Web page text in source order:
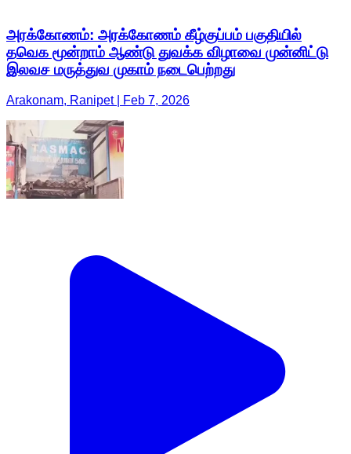
அரக்கோணம்: அரக்கோணம் கீழ்குப்பம் பகுதியில்
தவெக மூன்றாம் ஆண்டு துவக்க விழாவை முன்னிட்டு
இலவச மருத்துவ முகாம் நடைபெற்றது
Arakonam, Ranipet | Feb 7, 2026